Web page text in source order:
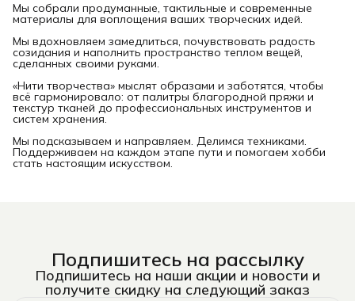
Мы собрали продуманные, тактильные и современные
материалы для воплощения ваших творческих идей.
Мы вдохновляем замедлиться, почувствовать радость
созидания и наполнить пространство теплом вещей,
сделанных своими руками.
«Нити творчества» мыслят образами и заботятся, чтобы
всё гармонировало: от палитры благородной пряжи и
текстур тканей до профессиональных инструментов и
систем хранения.
Мы подсказываем и направляем. Делимся техниками.
Поддерживаем на каждом этапе пути и помогаем хобби
стать настоящим искусством.
Подпишитесь на рассылку
Подпишитесь на наши акции и новости и
получите скидку на следующий заказ